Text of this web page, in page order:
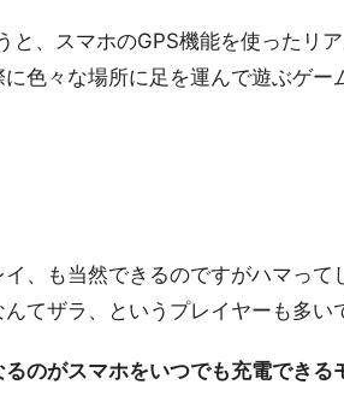
と、スマホのGPS機能を使ったリ
色々な場所に足を運んで遊ぶゲー
、も当然できるのですがハマっ
てザラ、というプレイヤーも多い
のがスマホをいつでも充電できる